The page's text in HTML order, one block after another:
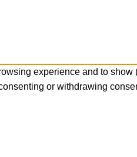
experience and to
or withdrawing